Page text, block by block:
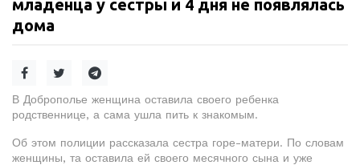
младенца у сестры и 4 дня не появлялась
дома
В Доброполье женщина оставила своего ребенка
родственнице, а сама ушла пить к знакомым.
Об этом полиции рассказала сестра горе-матери. По словам
женщины, та оставила ей своего месячного сына и уже